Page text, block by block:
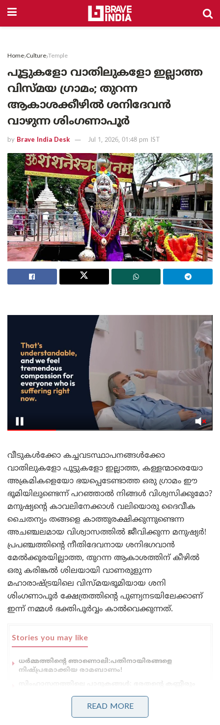
Home Culture Temple
പൂട്ടുകളോ വാതിലുകളോ ഇല്ലാത്ത
വിസ്മയ ഗ്രാമം; തുറന്ന
ആകാശക്കീഴിൽ ശനിദേവൻ
വാഴുന്ന ശിംഗണാപൂർ
by Brave India Desk Jul 1, 2026, 01:48 pm IST
വീടുകൾക്കോ കച്ചവടസ്ഥാപനങ്ങൾക്കോ
വാതിലുകളോ പൂട്ടുകളോ ഇല്ലാത്ത, കള്ളന്മാരെയോ
അക്രമികളെയോ ഭയപ്പെടേണ്ടാത്ത ഒരു ഗ്രാമം ഈ
ഭൂമിയിലുണ്ടെന്ന് പറഞ്ഞാൽ നിങ്ങൾ വിശ്വസിക്കുമോ?
മനുഷ്യന്റെ കാവലിനേക്കാൾ വലിയൊരു ദൈവീക
ചൈതന്യം തങ്ങളെ കാത്തുരക്ഷിക്കുന്നുണ്ടെന്ന
അചഞ്ചലമായ വിശ്വാസത്തിൽ ജീവിക്കുന്ന മനുഷ്യർ!
പ്രപഞ്ചത്തിന്റെ നീതിദേവനായ ശനിഭഗവാൻ
മേൽക്കൂരയില്ലാത്ത, തുറന്ന ആകാശത്തിന് കീഴിൽ
ഒരു കരിങ്കൽ ശിലയായി വാണരുളുന്ന
മഹാരാഷ്ട്രയിലെ വിസ്മയഭൂമിയായ ശനി
ശിംഗണാപൂർ ക്ഷേത്രത്തിന്റെ പുണ്യനടയിലേക്കാണ്
ഇന്ന് നമ്മൾ ഭക്തിപൂർവ്വം കാൽവെക്കുന്നത്.
Stories you may like
ധർമ്മത്തിന്റെ ഞാണൊലി:പതിനായിരങ്ങളെ
നിഷ്പ്രഭമാക്കിയ രാമബാണം!
READ MORE